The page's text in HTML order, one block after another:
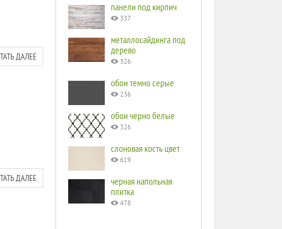
ДАЛЕЕ
ДАЛЕЕ
панели под кирпич
337
металлосайдинга под
дерево
326
обои темно серые
236
обои черно белые
326
слоновая кость цвет
619
черная напольная
плитка
478